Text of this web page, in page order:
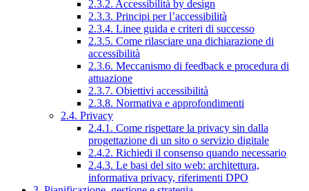
2.3.2. Accessibilità by design
2.3.3. Principi per l’accessibilità
2.3.4. Linee guida e criteri di successo
2.3.5. Come rilasciare una dichiarazione di
accessibilità
2.3.6. Meccanismo di feedback e procedura di
attuazione
2.3.7. Obiettivi accessibilità
2.3.8. Normativa e approfondimenti
2.4. Privacy
2.4.1. Come rispettare la privacy sin dalla
progettazione di un sito o servizio digitale
2.4.2. Richiedi il consenso quando necessario
2.4.3. Le basi del sito web: architettura,
informativa privacy, riferimenti DPO